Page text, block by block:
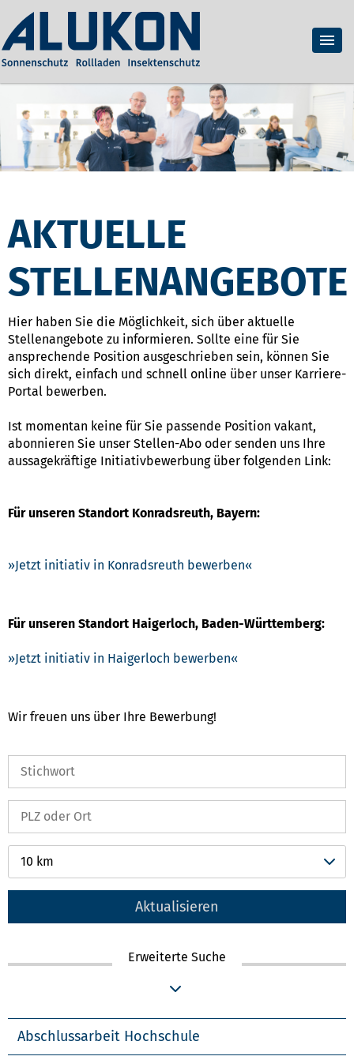
AKTUELLE
STELLENANGEBOTE
Hier haben Sie die Möglichkeit, sich über aktuelle
Stellenangebote zu informieren. Sollte eine für Sie
ansprechende Position ausgeschrieben sein, können Sie
sich direkt, einfach und schnell online über unser Karriere-
Portal bewerben.
Ist momentan keine für Sie passende Position vakant,
abonnieren Sie unser Stellen-Abo oder senden uns Ihre
aussagekräftige Initiativbewerbung über folgenden Link:
Für unseren Standort Konradsreuth, Bayern:
Jetzt initiativ in Konradsreuth bewerben
Für unseren Standort Haigerloch, Baden-Württemberg:
Jetzt initiativ in Haigerloch bewerben
Wir freuen uns über Ihre Bewerbung!
10 km
Aktualisieren
Erweiterte Suche
Abschlussarbeit Hochschule